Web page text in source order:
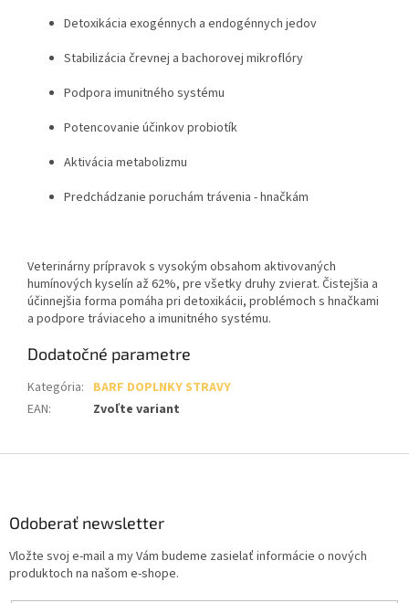
Detoxikácia exogénnych a endogénnych jedov
Stabilizácia črevnej a bachorovej mikroflóry
Podpora imunitného systému
Potencovanie účinkov probiotík
Aktivácia metabolizmu
Predchádzanie poruchám trávenia - hnačkám
Veterinárny prípravok s vysokým obsahom aktivovaných
humínových kyselín až 62%, pre všetky druhy zvierat. Čistejšia a
účinnejšia forma pomáha pri detoxikácii, problémoch s hnačkami
a podpore tráviaceho a imunitného systému.
Dodatočné parametre
Kategória: BARF DOPLNKY STRAVY
EAN: Zvoľte variant
Odoberať newsletter
Vložte svoj e-mail a my Vám budeme zasielať informácie o nových
produktoch na našom e-shope.